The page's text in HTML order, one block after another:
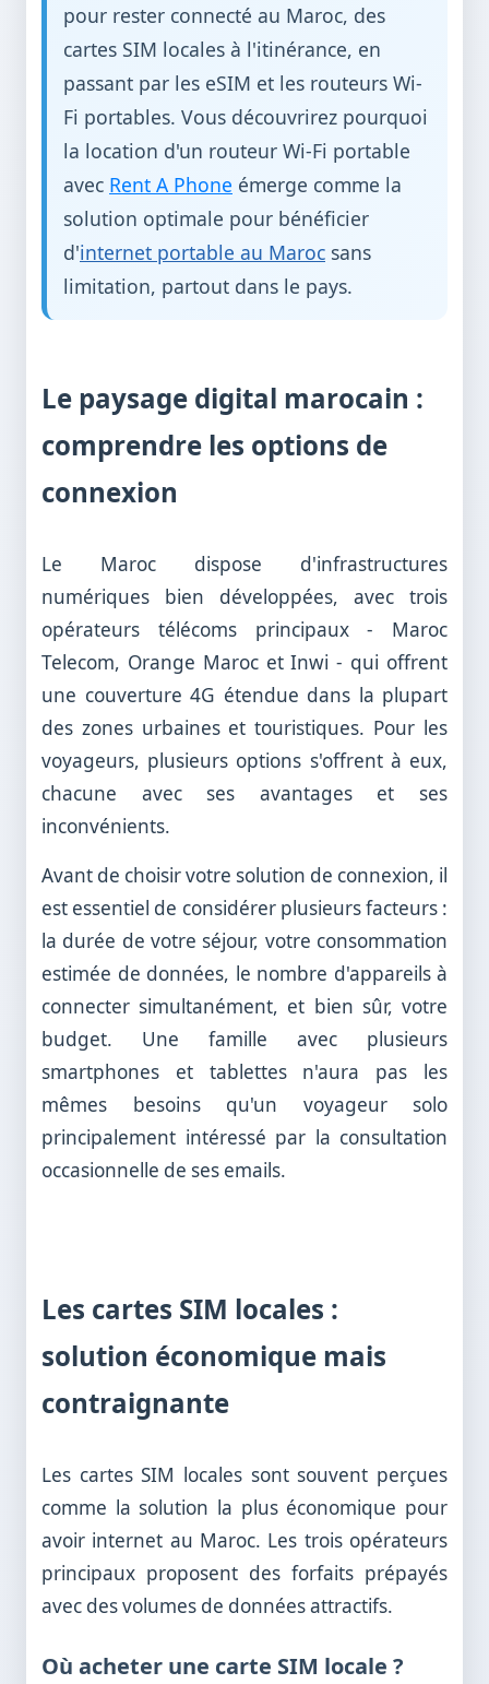
pour rester connecté au Maroc, des
cartes SIM locales à l'itinérance, en
passant par les eSIM et les routeurs Wi-
Fi portables. Vous découvrirez pourquoi
la location d'un routeur Wi-Fi portable
avec Rent A Phone émerge comme la
solution optimale pour bénéficier
d'internet portable au Maroc sans
limitation, partout dans le pays.
Le paysage digital marocain :
comprendre les options de
connexion
Le Maroc dispose d'infrastructures
numériques bien développées, avec trois
opérateurs télécoms principaux - Maroc
Telecom, Orange Maroc et Inwi - qui offrent
une couverture 4G étendue dans la plupart
des zones urbaines et touristiques. Pour les
voyageurs, plusieurs options s'offrent à eux,
chacune avec ses avantages et ses
inconvénients.
Avant de choisir votre solution de connexion, il
est essentiel de considérer plusieurs facteurs :
la durée de votre séjour, votre consommation
estimée de données, le nombre d'appareils à
connecter simultanément, et bien sûr, votre
budget. Une famille avec plusieurs
smartphones et tablettes n'aura pas les
mêmes besoins qu'un voyageur solo
principalement intéressé par la consultation
occasionnelle de ses emails.
Les cartes SIM locales :
solution économique mais
contraignante
Les cartes SIM locales sont souvent perçues
comme la solution la plus économique pour
avoir internet au Maroc. Les trois opérateurs
principaux proposent des forfaits prépayés
avec des volumes de données attractifs.
Où acheter une carte SIM locale ?